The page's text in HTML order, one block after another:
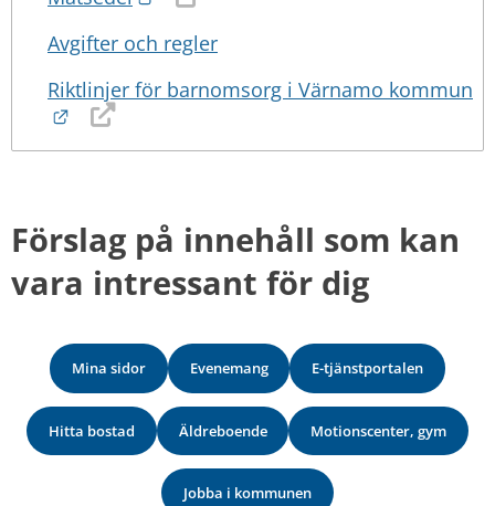
Avgifter och regler
Riktlinjer för barnomsorg i Värnamo kommun
Länk till annan webbplats.
Förslag på innehåll som kan
vara intressant för dig
Mina sidor Evenemang E-tjänstportalen
Hitta bostad Äldreboende Motionscenter, gym
Jobba i kommunen